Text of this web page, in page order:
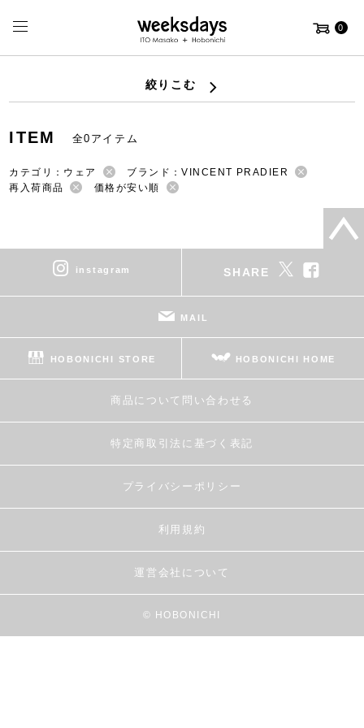
0
絞りこむ
ITEM 全0アイテム
カテゴリ：ウェア
ブランド：VINCENT PRADIER
再入荷商品
価格が安い順
instagram SHARE
MAIL
HOBONICHI STORE HOBONICHI HOME
商品について問い合わせる
特定商取引法に基づく表記
プライバシーポリシー
利用規約
運営会社について
© HOBONICHI